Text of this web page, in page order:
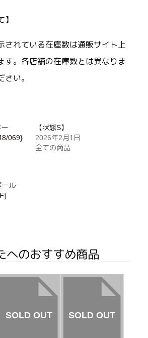
】
されている在庫数は通販サイト上
す。各店舗の在庫数とは異なりま
さい。
ー
069}
【状態S】
2026年2月1日
全ての商品
ール
へのおすすめ商品